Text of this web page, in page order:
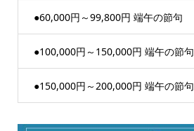
●60,000円～99,800円 端午の節句
●100,000円～150,000円 端午の節句
●150,000円～200,000円 端午の節句